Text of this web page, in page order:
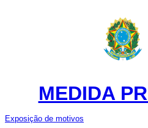
MEDIDA
Exposição de motivos